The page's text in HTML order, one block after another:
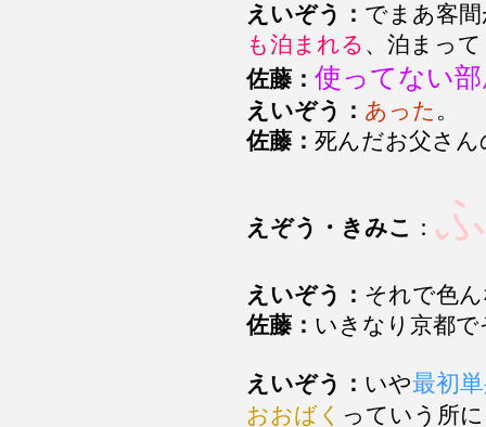
えいぞう： でまあ客
も泊まれる 、泊まっ
佐藤： 使ってない
えいぞう： あった 。
佐藤： 死んだお父さ
えぞう・きみこ ：
えいぞう： それで色
佐藤： いきなり京都
えいぞう： いや最初
おおばく っていう所